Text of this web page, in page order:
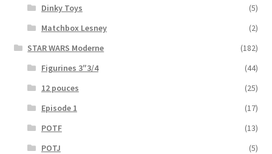
Dinky Toys
(5)
Matchbox Lesney
(2)
STAR WARS Moderne
(182)
Figurines 3″3/4
(44)
12 pouces
(25)
Episode 1
(17)
POTF
(13)
POTJ
(5)